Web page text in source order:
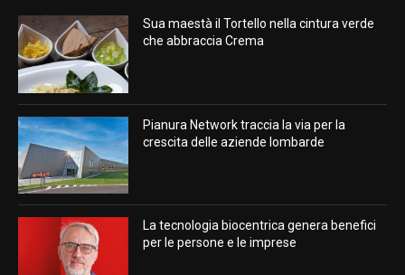
Sua maestà il Tortello nella cintura verde
che abbraccia Crema
Pianura Network traccia la via per la
crescita delle aziende lombarde
La tecnologia biocentrica genera benefici
per le persone e le imprese